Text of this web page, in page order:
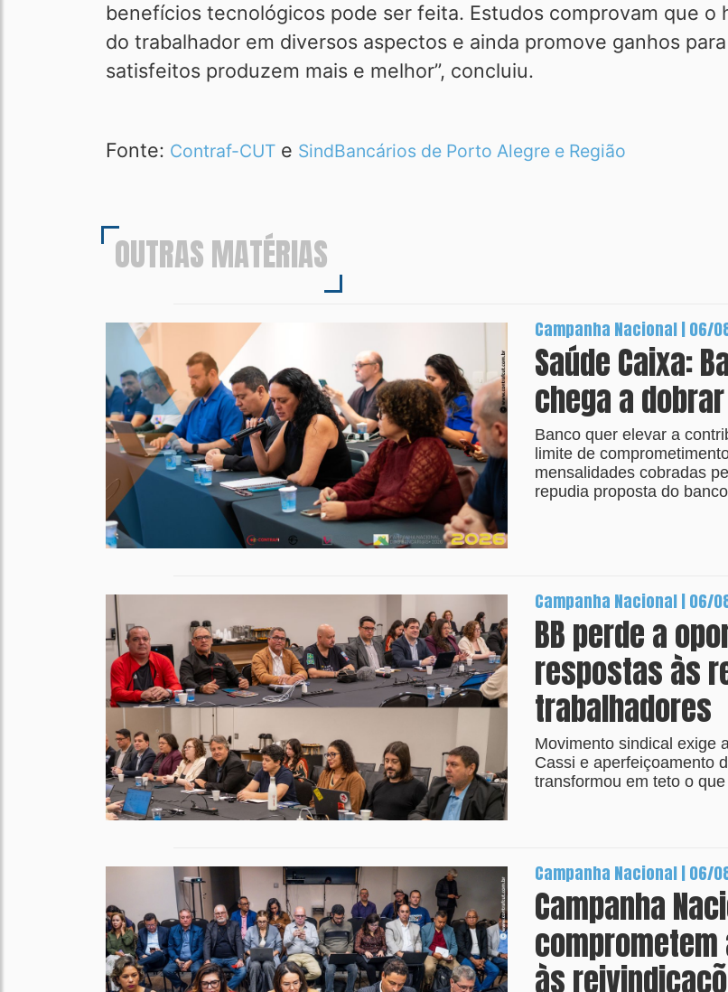
benefícios tecnológicos pode ser feita. Estudos comprovam que o
do trabalhador em diversos aspectos e ainda promove ganhos
satisfeitos produzem mais e melhor”, concluiu.
Fonte: Contraf-CUT e SindBancários de Porto Alegre e Região
OUTRAS MATÉRIAS
Campanha Nacional | 06/
Saúde Caixa:
chega a
Banco quer elevar a
limite de
mensalidades cobradas
repudia proposta do
Campanha Nacional | 06/
BB perde a
respostas às
trabalhadores
Movimento sindical exige
Cassi e aperfeiçoamento
transformou em teto o
Campanha Nacional | 06/
Campanha
às